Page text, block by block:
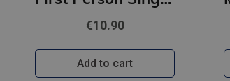
€10.90
Add to cart